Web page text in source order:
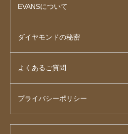
EVANSについて
ダイヤモンドの秘密
よくあるご質問
プライバシーポリシー